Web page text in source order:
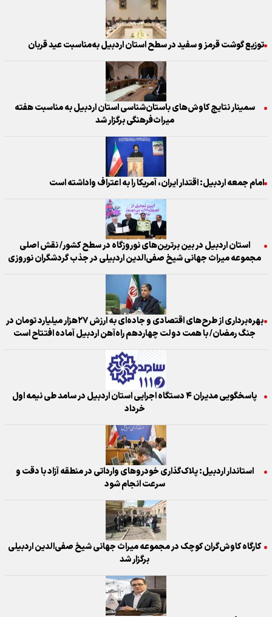
توزیع گوشت قرمز و سفید در سطح استان اردبیل به‌مناسبت عید قربان
سمینار نتایج کاوش‌های باستان‌شناسی استان اردبیل به مناسبت هفته
میراث‌فرهنگی برگزار شد
امام جمعه اردبیل: اقتدار ایران، آمریکا را به اعتراف واداشته است
استان اردبیل در بین برترین‌های نوروزگاه در سطح کشور/ نقش اصلی
مجموعه میراث جهانی شیخ صفی‌الدین اردبیلی در جذب گردشگران نوروزی
بهره‌برداری از طرح‌های اقتصادی و جاده‌ای به ارزش ۲۷هزار میلیارد تومان در
جنگ رمضان/ با همت دولت چهاردهم راه‌آهن اردبیل آماده افتتاح است
پاسخگویی مديران ۴ دستگاه اجرایی استان اردبیل در سامد طی نیمه اول
خرداد
استاندار اردبیل: پلاک‌گذاری خودروهای وارداتی در منطقه آزاد با دقت و
سرعت انجام شود
کارگاه کاوش‌گران کوچک در مجموعه میراث جهانی شیخ صفی‌الدین اردبیلی
برگزار شد